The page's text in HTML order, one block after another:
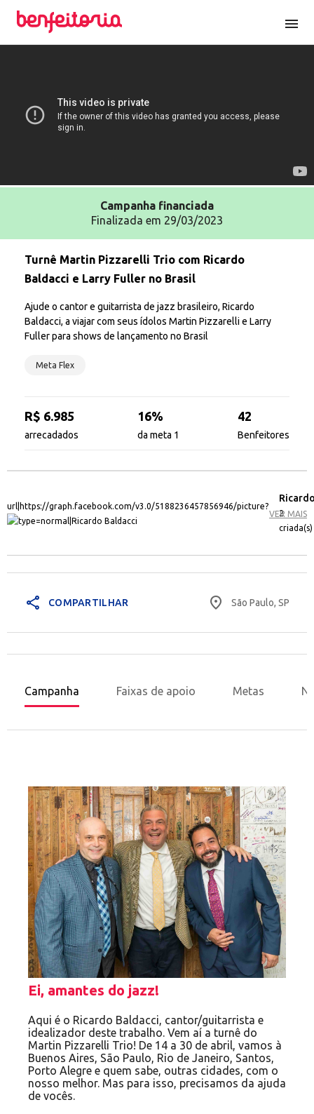
menu
Campanha financiada
Finalizada em 29/03/2023
Turnê Martin Pizzarelli Trio com Ricardo
Baldacci e Larry Fuller no Brasil
Ajude o cantor e guitarrista de jazz brasileiro, Ricardo
Baldacci, a viajar com seus ídolos Martin Pizzarelli e Larry
Fuller para shows de lançamento no Brasil
Meta Flex
R$ 6.985
arrecadados
16%
da meta 1
42
Benfeitores
2
criada(s)
VER MAIS
share COMPARTILHAR place São Paulo, SP
Campanha Faixas de apoio Metas
Ei, amantes do jazz!
Aqui é o Ricardo Baldacci, cantor/guitarrista e
idealizador deste trabalho. Vem aí a turnê do
Martin Pizzarelli Trio! De 14 a 30 de abril, vamos à
Buenos Aires, São Paulo, Rio de Janeiro, Santos,
Porto Alegre e quem sabe, outras cidades, com o
nosso melhor. Mas para isso, precisamos da ajuda
de vocês.